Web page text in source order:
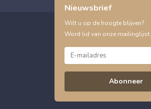
Nieuwsbrief
Wilt u op de hoogte blijven?
Word lid van onze mailinglijst:
Abonneer